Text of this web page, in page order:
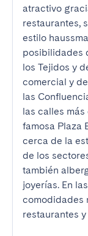
atractivo
restaurantes,
estilo
posibilidades
los Tejidos y
comercial y
las
las calles
famosa Plaza
cerca de la
de los
también
joyerías. En
comodidades